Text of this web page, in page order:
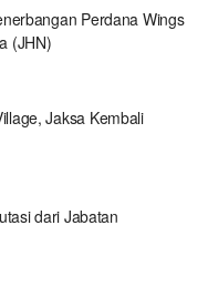
Perdana Wings
(JHN)
Jaksa Kembali
dari Jabatan